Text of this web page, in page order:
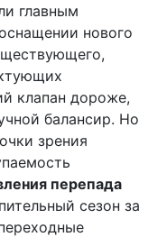
главным
нового
клапан дороже,
балансир. Но
зрения
перепада
сезон за